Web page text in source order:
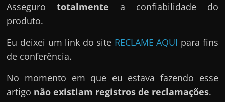
Assegurototalmente a confiabilidade do
produto.
Eu deixei um link do site RECLAME AQUI para fins
de conferência.
No momento em que eu estava fazendo esse
artigo não existiam registros de reclamações.